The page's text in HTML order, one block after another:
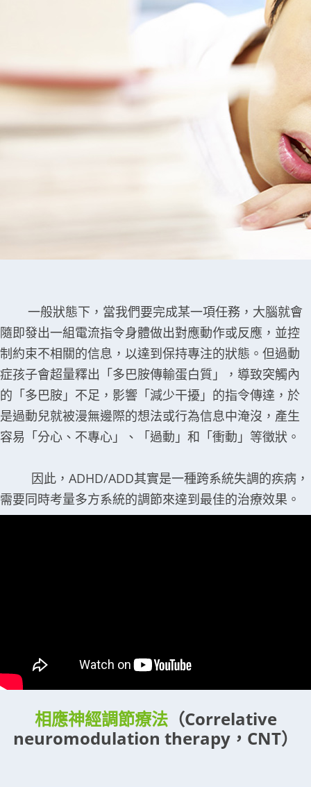
一般狀態下，當我們要完成某一項任務，大腦就會
隨即發出一組電流指令身體做出對應動作或反應，並控
制約束不相關的信息，以達到保持專注的狀態。但過動
症孩子會超量釋出「多巴胺傳輸蛋白質」，導致突觸內
的「多巴胺」不足，影響「減少干擾」的指令傳達，於
是過動兒就被漫無邊際的想法或行為信息中淹沒，產生
容易「分心、不專心」、「過動」和「衝動」等徵狀。
因此，ADHD/ADD其實是一種跨系統失調的疾病，
需要同時考量多方系統的調節來達到最佳的治療效果。
相應神經調節療法（Correlative
neuromodulation therapy，CNT）